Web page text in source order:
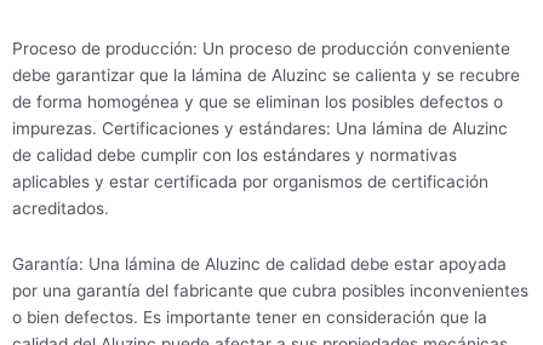
Proceso de producción: Un proceso de producción conveniente
debe garantizar que la lámina de Aluzinc se calienta y se recubre
de forma homogénea y que se eliminan los posibles defectos o
impurezas. Certificaciones y estándares: Una lámina de Aluzinc
de calidad debe cumplir con los estándares y normativas
aplicables y estar certificada por organismos de certificación
acreditados.
Garantía: Una lámina de Aluzinc de calidad debe estar apoyada
por una garantía del fabricante que cubra posibles inconvenientes
o bien defectos. Es importante tener en consideración que la